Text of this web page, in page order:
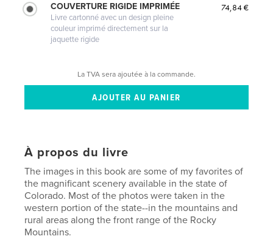
COUVERTURE RIGIDE IMPRIMÉE
Livre cartonné avec un design pleine
couleur imprimé directement sur la
jaquette rigide
74,84 €
La TVA sera ajoutée à la commande.
À propos du livre
The images in this book are some of my favorites of
the magnificant scenery available in the state of
Colorado. Most of the photos were taken in the
western portion of the state--in the mountains and
rural areas along the front range of the Rocky
Mountains.